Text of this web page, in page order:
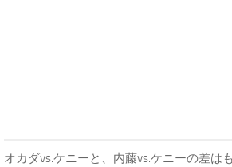
オカダvs.ケニーと、内藤vs.ケニーの差は